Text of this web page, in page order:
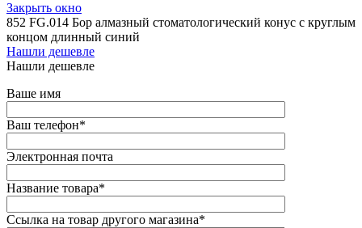
Закрыть окно
852 FG.014 Бор алмазный стоматологический конус с круглым
концом длинный синий
Нашли дешевле
Нашли дешевле
Ваше имя
Ваш телефон*
Электронная почта
Название товара*
Ссылка на товар другого магазина*